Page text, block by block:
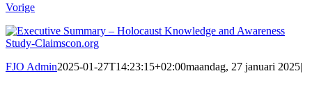
Vorige
FJO Admin2025-01-27T14:23:15+02:00maandag, 27 januari 2025|